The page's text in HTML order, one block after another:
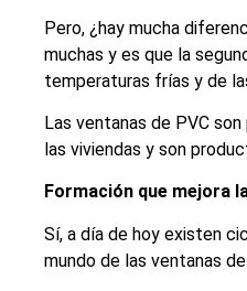
Pero, ¿hay mucha
muchas y es que la
temperaturas frías y de
Las ventanas de PVC
las viviendas y son
Formación que mejora
Sí, a día de hoy existen
mundo de las ventanas